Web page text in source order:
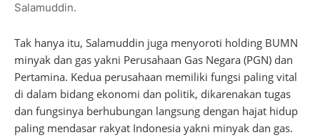
Salamuddin.
Tak hanya itu, Salamuddin juga menyoroti holding BUMN
minyak dan gas yakni Perusahaan Gas Negara (PGN) dan
Pertamina. Kedua perusahaan memiliki fungsi paling vital
di dalam bidang ekonomi dan politik, dikarenakan tugas
dan fungsinya berhubungan langsung dengan hajat hidup
paling mendasar rakyat Indonesia yakni minyak dan gas.